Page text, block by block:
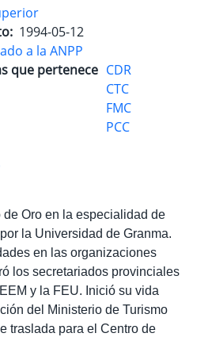
1994-05-12
a la ANPP
que pertenece CDR
CTC
FMC
PCC
de Oro en la especialidad de
la Universidad de Granma.
en las organizaciones
los secretariados provinciales
y la FEU. Inició su vida
del Ministerio de Turismo
traslada para el Centro de